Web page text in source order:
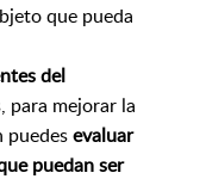
que pueda
del
para mejorar la
puedesevaluar
puedan ser